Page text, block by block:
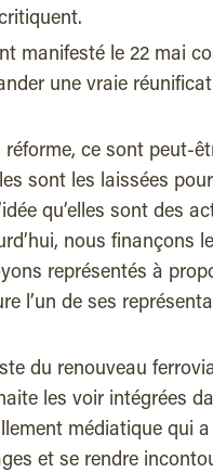
manifesté le 22 mai
une vraie
ce sont peut-
sont les laissées
qu’elles sont des
nous finançons
représentés à
l’un de ses
du renouveau
les voir intégrées
médiatique qui
et se rendre